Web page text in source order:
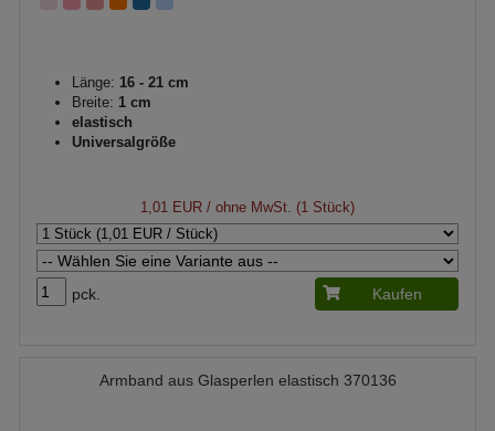
Länge: 16 - 21 cm
Breite: 1 cm
elastisch
Universalgröße
1,01 EUR / ohne MwSt. (1 Stück)
pck. Kaufen
Armband aus Glasperlen elastisch 370136